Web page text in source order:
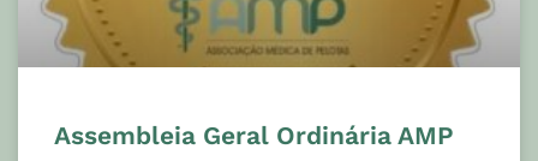
Assembleia Geral Ordinária AMP